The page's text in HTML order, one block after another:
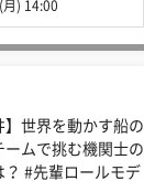
) 14:00
】世界を動かす船の
ームで挑む機関士の
？ #先輩ロールモデ